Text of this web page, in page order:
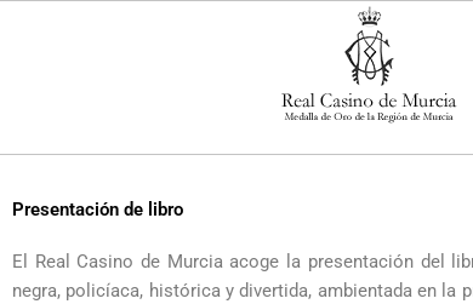
Presentación de libro
El Real Casino de Murcia acoge la presentación del
negra, policíaca, histórica y divertida, ambientada en la